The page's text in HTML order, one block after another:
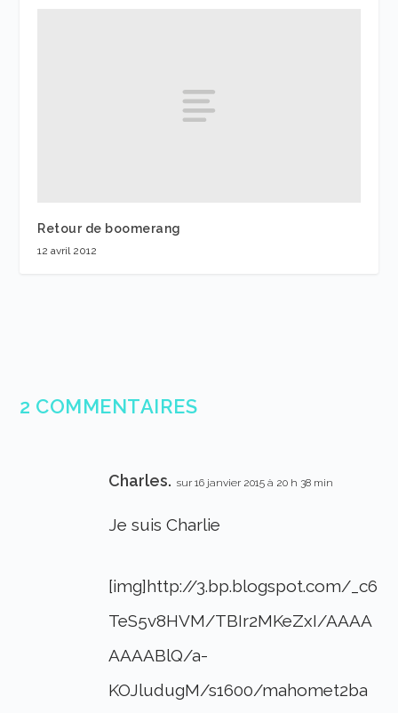
Retour de boomerang
12 avril 2012
2 COMMENTAIRES
Charles. sur 16 janvier 2015 à 20 h 38 min
Je suis Charlie
[img]http://3.bp.blogspot.com/_c6
TeS5v8HVM/TBIr2MKeZxI/AAAA
AAAABlQ/a-
KOJludugM/s1600/mahomet2ba